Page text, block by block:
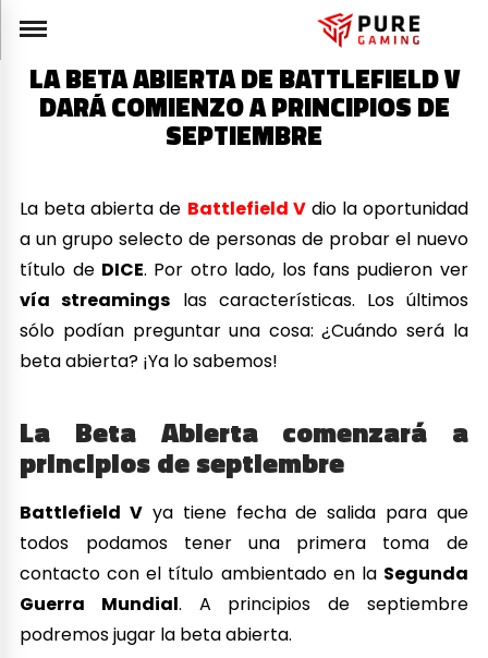
LA BETA ABIERTA DE BATTLEFIELD V
DARÁ COMIENZO A PRINCIPIOS DE
SEPTIEMBRE
La beta abierta de Battlefield Vdio la oportunidad
a un grupo selecto de personas de probar el nuevo
título de DICE. Por otro lado, los fans pudieron ver
vía streamings las características. Los últimos
sólo podían preguntar una cosa: ¿Cuándo será la
beta abierta? ¡Ya lo sabemos!
La Beta Abierta comenzará a
principios de septiembre
Battlefield V ya tiene fecha de salida para que
todos podamos tener una primera toma de
contacto con el título ambientado en la Segunda
Guerra Mundial. A principios de septiembre
podremos jugar la beta abierta.